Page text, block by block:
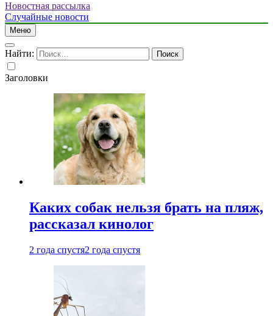
Новостная рассылка
Случайные новости
Меню
Найти:
Заголовки
Каких собак нельзя брать на пляж,
рассказал кинолог
2 года спустя2 года спустя